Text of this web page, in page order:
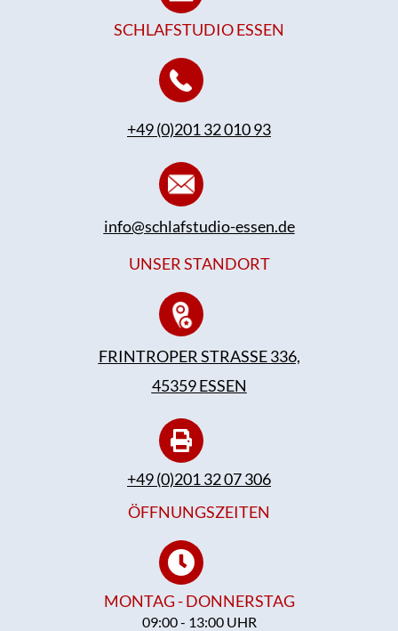
SCHLAFSTUDIO ESSEN
+49 (0)201 32 010 93
info@schlafstudio-essen.de
UNSER STANDORT
FRINTROPER STRASSE 336,
45359 ESSEN
+49 (0)201 32 07 306
ÖFFNUNGSZEITEN
MONTAG - DONNERSTAG
09:00 - 13:00 UHR